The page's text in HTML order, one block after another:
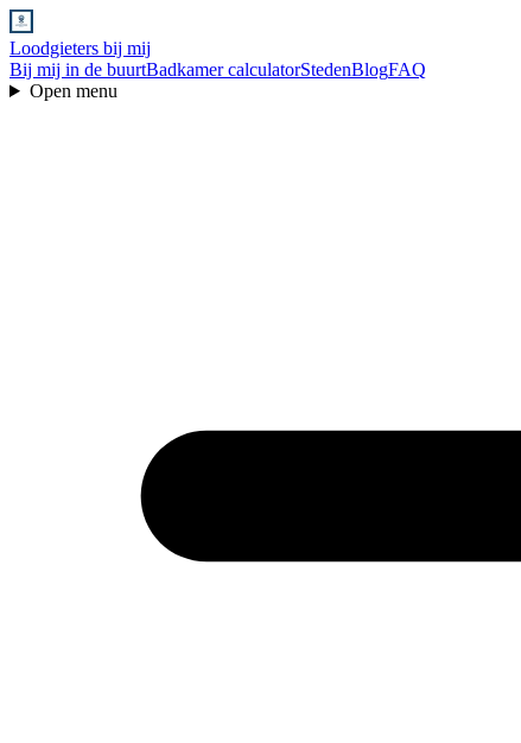
Loodgieters bij mij
Bij mij in de buurtBadkamer calculatorStedenBlogFAQ
Open menu